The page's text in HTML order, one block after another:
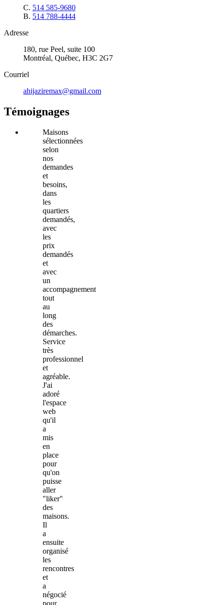
C. 514 585-9680
B. 514 788-4444
Adresse
180, rue Peel, suite 100
Montréal, Québec, H3C 2G7
Courriel
ahijaziremax@gmail.com
Témoignages
Maisons
sélectionnées
selon
nos
demandes
et
besoins,
dans
les
quartiers
demandés,
avec
les
prix
demandés
et
avec
un
accompagnement
tout
au
long
des
démarches.
Service
très
professionnel
et
agréable.
J'ai
adoré
l'espace
web
qu'il
a
mis
en
place
pour
qu'on
puisse
aller
"liker"
des
maisons.
Il
a
ensuite
organisé
les
rencontres
et
a
négocié
pour